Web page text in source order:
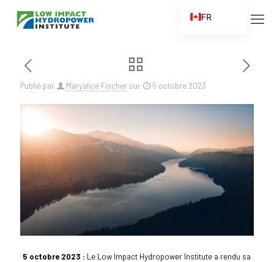
Publié par Maryalice Fischer sur 5 octobre 2023
5 octobre 2023 : Le Low Impact Hydropower Institute a rendu sa
FR